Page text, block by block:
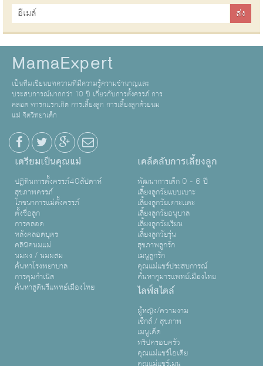
MamaExpert
เป็นทีมเขียนบทความที่มีความรู้ความชำนาญและ
ประสบการณ์มากกว่า 10 ปี เกี่ยวกับการตั้งครรภ์ การ
คลอด ทารกแรกเกิด การเลี้ยงลูก การเลี้ยงลูกด้วยนม
แม่ จิตวิทยาเด็ก
เตรียมเป็นคุณแม่
ปฏิทินการตั้งครรภ์40สัปดาห์
สุขภาพครรภ์
โภชนาการแม่ตั้งครรภ์
ตั้งชื่อลูก
การคลอด
หลังคลอดบุตร
คลินิคนมแม่
นมผง / นมผสม
ค้นหาโรงพยาบาล
การคุมกำเนิด
ค้นหาสูตินรีแพทย์เมืองไทย
เคล็ดลับการเลี้ยงลูก
พัฒนาการเด็ก 0 - 6 ปี
เลี้ยงลูกวัยแบบเบาะ
เลี้ยงลูกวัยเตาะเเตะ
เลี้ยงลูกวัยอนุบาล
เลี้ยงลูกวัยเรียน
เลี้ยงลูกวัยรุ่น
สุขภาพลูกรัก
เมนูลูกรัก
คุณแม่แชร์ประสบการณ์
ค้นหากุมารแพทย์เมืองไทย
ไลฟ์สไตล์
ผู้หญิง/ความงาม
เซ็กส์ / สุขภาพ
เมนูเด็ด
ทริปครอบครัว
คุณแม่แชร์ไอเดีย